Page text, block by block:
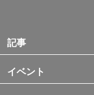
記事
イベント